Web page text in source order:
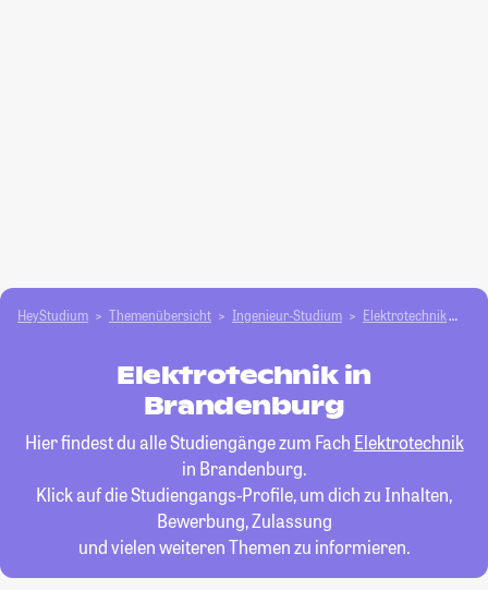
HeyStudium Themenübersicht Ingenieur-Studium Elektrotechnik
Elektrotechnik in
Brandenburg
Hier findest du alle Studiengänge zum Fach Elektrotechnik
in Brandenburg.
Klick auf die Studiengangs-Profile, um dich zu Inhalten,
Bewerbung, Zulassung
und vielen weiteren Themen zu informieren.